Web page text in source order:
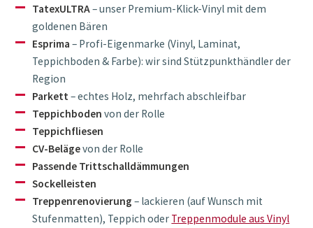
TatexULTRA– unser Premium-Klick-Vinyl mit dem
goldenen Bären
Esprima – Profi-Eigenmarke (Vinyl, Laminat,
Teppichboden & Farbe): wir sind Stützpunkthändler der
Region
Parkett – echtes Holz, mehrfach abschleifbar
Teppichboden von der Rolle
Teppichfliesen
CV-Belägevon der Rolle
Passende Trittschalldämmungen
Sockelleisten
Treppenrenovierung – lackieren (auf Wunsch mit
Stufenmatten), Teppich oder Treppenmodule aus Vinyl